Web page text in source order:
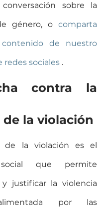
sobre la
género, o comparta
de nuestro
redes sociales .
contra la
la violación
de la violación es el
que permite
y justificar la violencia
por las